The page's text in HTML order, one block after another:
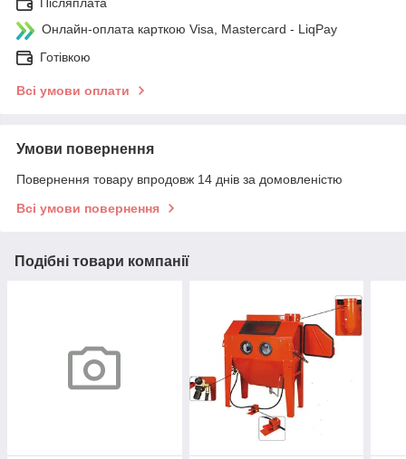
Післяплата
Онлайн-оплата карткою Visa, Mastercard - LiqPay
Готівкою
Всі умови оплати
Умови повернення
Повернення товару впродовж 14 днів за домовленістю
Всі умови повернення
Подібні товари компанії